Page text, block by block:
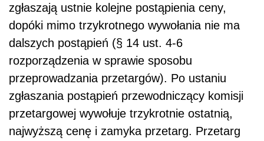
zgłaszają ustnie kolejne postąpienia ceny,
dopóki mimo trzykrotnego wywołania nie ma
dalszych postąpień (§ 14 ust. 4-6
rozporządzenia w sprawie sposobu
przeprowadzania przetargów). Po ustaniu
zgłaszania postąpień przewodniczący komisji
przetargowej wywołuje trzykrotnie ostatnią,
najwyższą cenę i zamyka przetarg. Przetarg